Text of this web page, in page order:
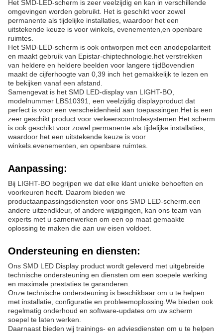
Het SMD-LED-scherm is zeer veelzijdig en kan in verschillende
omgevingen worden gebruikt. Het is geschikt voor zowel
permanente als tijdelijke installaties, waardoor het een
uitstekende keuze is voor winkels, evenementen,en openbare
ruimtes.
Het SMD-LED-scherm is ook ontworpen met een anodepolariteit
en maakt gebruik van Epistar-chiptechnologie.het verstrekken
van heldere en heldere beelden voor langere tijdBovendien
maakt de cijferhoogte van 0,39 inch het gemakkelijk te lezen en
te bekijken vanaf een afstand.
Samengevat is het SMD LED-display van LIGHT-BO,
modelnummer LBS10391, een veelzijdig displayproduct dat
perfect is voor een verscheidenheid aan toepassingen.Het is een
zeer geschikt product voor verkeerscontrolesystemen.Het scherm
is ook geschikt voor zowel permanente als tijdelijke installaties,
waardoor het een uitstekende keuze is voor
winkels.evenementen, en openbare ruimtes.
Aanpassing:
Bij LIGHT-BO begrijpen we dat elke klant unieke behoeften en
voorkeuren heeft. Daarom bieden we
productaanpassingsdiensten voor ons SMD LED-scherm.een
andere uitzendkleur, of andere wijzigingen, kan ons team van
experts met u samenwerken om een op maat gemaakte
oplossing te maken die aan uw eisen voldoet.
Ondersteuning en diensten:
Ons SMD LED Display product wordt geleverd met uitgebreide
technische ondersteuning en diensten om een soepele werking
en maximale prestaties te garanderen.
Onze technische ondersteuning is beschikbaar om u te helpen
met installatie, configuratie en probleemoplossing.We bieden ook
regelmatig onderhoud en software-updates om uw scherm
soepel te laten werken.
Daarnaast bieden wij trainings- en adviesdiensten om u te helpen